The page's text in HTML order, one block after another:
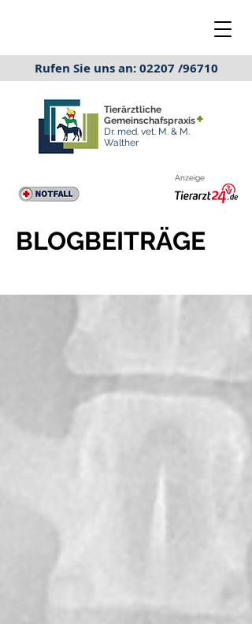
Rufen Sie uns an: 02207 /96710
Anzeige
Tierärztliche
Gemeinschafspraxis
Dr. med. vet. M. & M.
Walther
+
BLOGBEITRÄGE